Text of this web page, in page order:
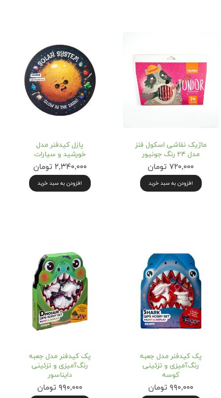
ماژیک نقاشی اسکول فنز
مدل ۲۴ رنگ جونیور
۷۲۰,۰۰۰ تومان
افزودن به سبد خرید
پازل کیدفنر مدل
خورشید و سیارات
۲,۳۴۰,۰۰۰ تومان
افزودن به سبد خرید
پک کیدفنر مدل جعبه
رنگ‌آمیزی و تزئینی
کوسه
۹۹۰,۰۰۰ تومان
پک کیدفنر مدل جعبه
رنگ‌آمیزی و تزئینی
دایناسور
۹۹۰,۰۰۰ تومان